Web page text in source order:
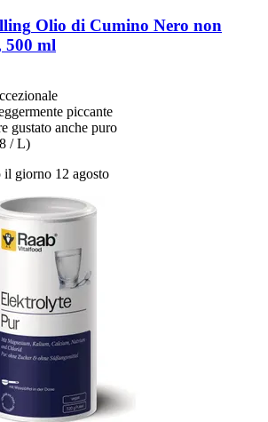
Olio di Cumino Nero non
ml
piccante
gustato anche puro
/ L)
il giorno 12 agosto